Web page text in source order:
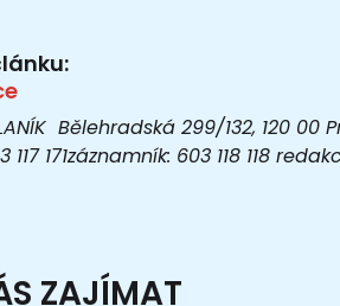
Bělehradská 299/132, 120
117 171záznamník: 603 118 118
ZAJÍMAT